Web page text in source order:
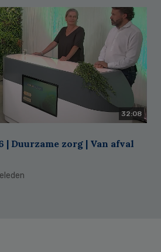
32:08
| Duurzame zorg | Van afval